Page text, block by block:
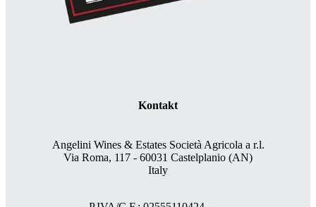
Kontakt
Angelini Wines & Estates Società Agricola a r.l.
Via Roma, 117 - 60031 Castelplanio (AN)
Italy